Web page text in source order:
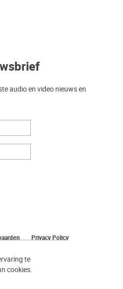
te
cookies.
audio en video nieuws en
Privacy Policy